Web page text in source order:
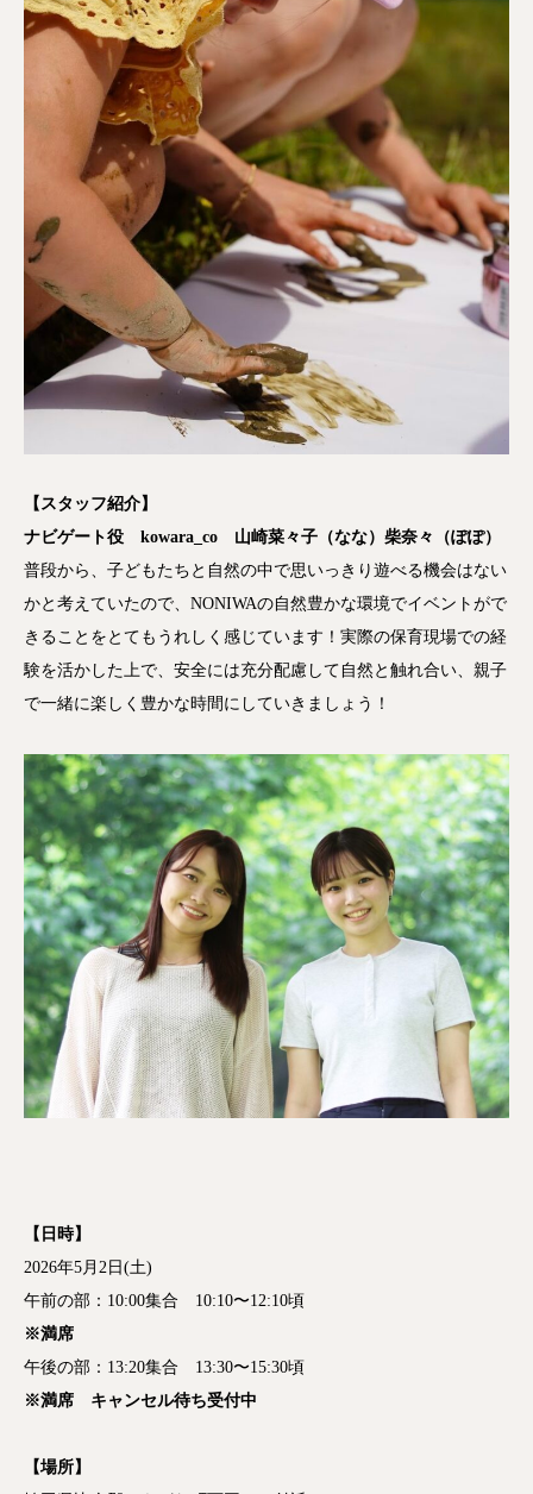
【スタッフ紹介】
ナビゲート役 kowara_co 山崎菜々子（なな）柴奈々（ぽぽ）
普段から、子どもたちと自然の中で思いっきり遊べる機会はない
かと考えていたので、 NONIWAの自然豊かな環境でイベントがで
きることをとてもうれしく感じています！実際の保育現場での経
験を活かした上で、安全には充分配慮して自然と触れ合い、親子
で一緒に楽しく豊かな時間にしていきましょう！
【日時】
2026年5月2日(土)
午前の部：10:00集合 10:10〜12:10頃
※満席
午後の部：13:20集合 13:30〜15:30頃
※満席 キャンセル待ち受付中
【場所】